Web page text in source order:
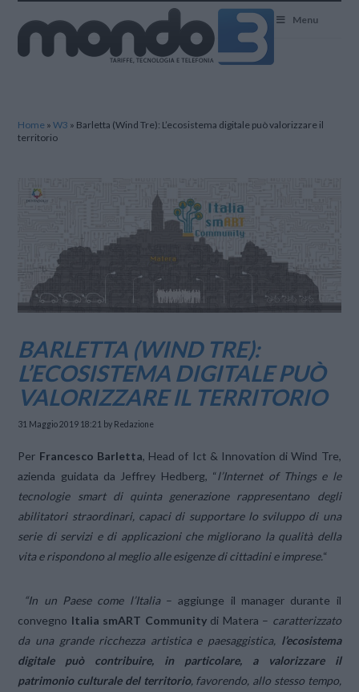
Menu
Home »W3 » Barletta (Wind Tre): L’ecosistema digitale può valorizzare il
territorio
BARLETTA (WIND TRE):
L’ECOSISTEMA DIGITALE PUÒ
VALORIZZARE IL TERRITORIO
31 Maggio 2019 18:21 by Redazione
Per Francesco Barletta, Head of Ict & Innovation di Wind Tre,
azienda guidata da Jeffrey Hedberg, “l’Internet of Things e le
tecnologie smart di quinta generazione rappresentano degli
abilitatori straordinari, capaci di supportare lo sviluppo di una
serie di servizi e di applicazioni che migliorano la qualità della
vita e rispondono al meglio alle esigenze di cittadini e imprese.“
“In un Paese come l’Italia– aggiunge il manager durante il
convegno Italia smART Communitydi Matera – caratterizzato
da una grande ricchezza artistica e paesaggistica, l’ecosistema
digitale può contribuire, in particolare, a valorizzare il
patrimonio culturale del territorio, favorendo, allo stesso tempo,